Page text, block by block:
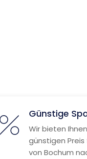
Günstige
Wir bieten
günstigen Preis
von Bochum